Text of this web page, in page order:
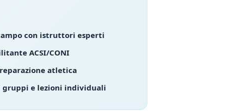
con istruttori esperti
ACSI/CONI
atletica
gruppi e lezioni individuali